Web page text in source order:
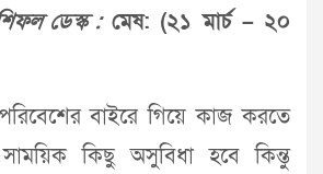
ডেস্ক :মেষ: (২১ মার্চ – ২০
বাইরে গিয়ে কাজ করতে
কিছু অসুবিধা হবে কিন্তু